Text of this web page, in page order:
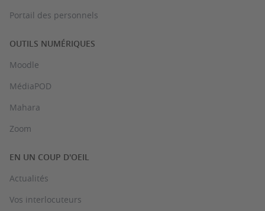
Portail des personnels
OUTILS NUMÉRIQUES
Moodle
MédiaPOD
Mahara
Zoom
EN UN COUP D'OEIL
Actualités
Vos interlocuteurs